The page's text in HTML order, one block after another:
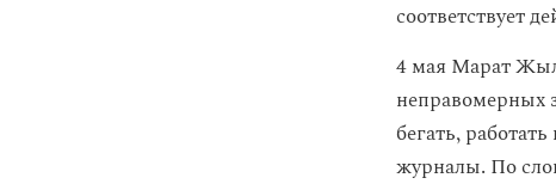
соответствует
4 мая Марат
неправомерных
бегать,
журналы. По